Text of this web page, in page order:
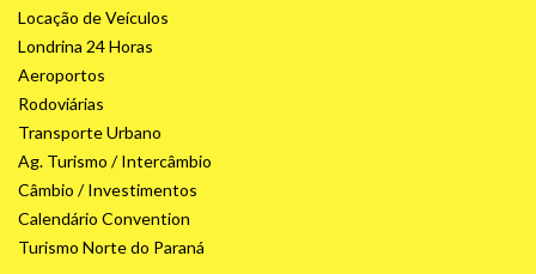
Locação de Veículos
Londrina 24 Horas
Aeroportos
Rodoviárias
Transporte Urbano
Ag. Turismo / Intercâmbio
Câmbio / Investimentos
Calendário Convention
Turismo Norte do Paraná